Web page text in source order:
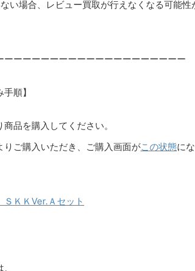
い場合、レビュー買取が行えなくなる可能性
ーーーーーーーーーーーーーーーーーーーー
順】
品を購入してください。
りご購入いただき、ご購入画面がこの状態に
ＫＫVer.Ａセット